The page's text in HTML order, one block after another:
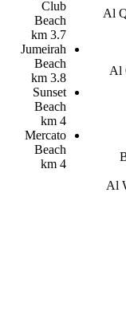
Al
Al
Al
Club
Beach
3.7 km
Jumeirah
Beach
3.8 km
Sunset
Beach
4 km
Mercato
Beach
4 km